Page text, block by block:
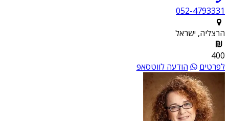
052-4793331
הרצליה, ישראל
400
לפרטים
הודעה לווטסאפ